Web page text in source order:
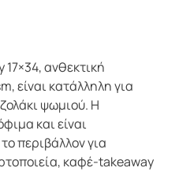
ανθεκτική
είναι κατάλληλη για
ψωμιού. Η
και είναι
περιβάλλον για
καφέ-takeaway